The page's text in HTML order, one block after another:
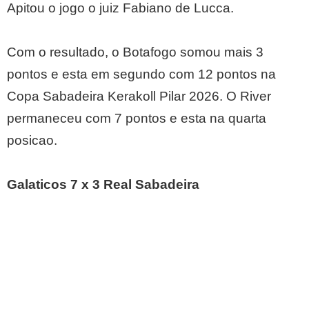
Apitou o jogo o juiz Fabiano de Lucca.
Com o resultado, o Botafogo somou mais 3
pontos e esta em segundo com 12 pontos na
Copa Sabadeira Kerakoll Pilar 2026. O River
permaneceu com 7 pontos e esta na quarta
posicao.
Galaticos 7 x 3 Real Sabadeira